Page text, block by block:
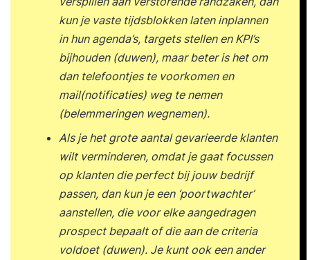
kun je vaste tijdsblokken laten inplannen
in hun agenda’s, targets stellen en KPI’s
bijhouden (duwen), maar beter is het om
dan telefoontjes te voorkomen en
mail(notificaties) weg te nemen
(belemmeringen wegnemen).
Als je het grote aantal gevarieerde klanten
wilt verminderen, omdat je gaat focussen
op klanten die perfect bij jouw bedrijf
passen, dan kun je een ‘poortwachter’
aanstellen, die voor elke aangedragen
prospect bepaalt of die aan de criteria
voldoet (duwen). Je kunt ook een ander